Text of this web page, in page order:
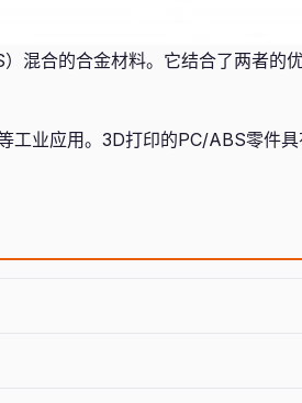
混合的合金材料。它结合了两者
工业应用。3D打印的PC/ABS零件